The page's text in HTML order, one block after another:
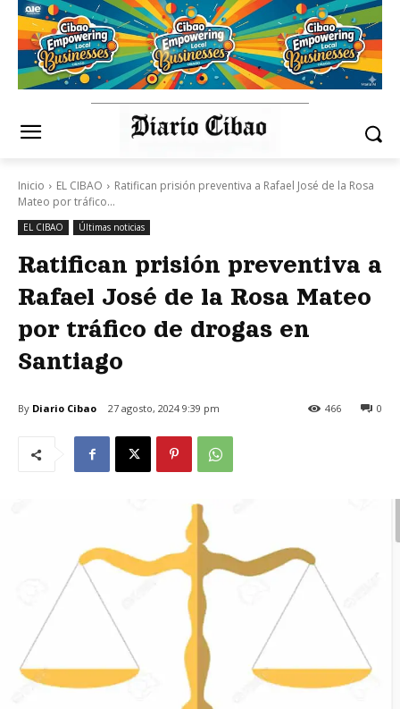
Inicio EL CIBAO
Ratifican prisión preventiva a Rafael José de la Rosa
Mateo por tráfico...
EL CIBAO Últimas noticias
Ratifican prisión preventiva a
Rafael José de la Rosa Mateo
por tráfico de drogas en
Santiago
By Diario Cibao 27 agosto, 2024 9:39 pm 0
466